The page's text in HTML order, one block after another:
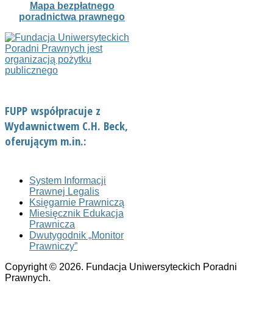
Mapa bezpłatnego
poradnictwa prawnego
FUPP współpracuje z
Wydawnictwem C.H. Beck,
oferującym m.in.:
System Informacji
Prawnej Legalis
Księgarnie Prawniczą
Miesięcznik Edukacja
Prawnicza
Dwutygodnik „Monitor
Prawniczy”
Copyright © 2026. Fundacja Uniwersyteckich Poradni
Prawnych.